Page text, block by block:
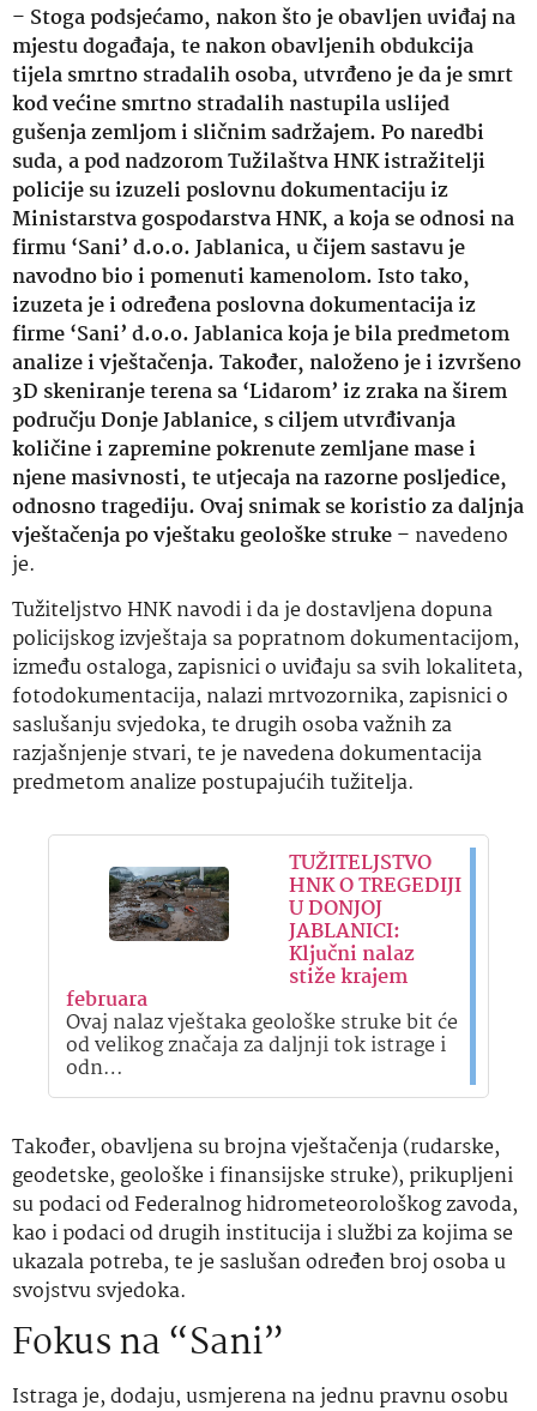
– Stoga podsjećamo, nakon što je obavljen uviđaj na
mjestu događaja, te nakon obavljenih obdukcija
tijela smrtno stradalih osoba, utvrđeno je da je smrt
kod većine smrtno stradalih nastupila uslijed
gušenja zemljom i sličnim sadržajem. Po naredbi
suda, a pod nadzorom Tužilaštva HNK istražitelji
policije su izuzeli poslovnu dokumentaciju iz
Ministarstva gospodarstva HNK, a koja se odnosi na
firmu ‘Sani’ d.o.o. Jablanica, u čijem sastavu je
navodno bio i pomenuti kamenolom. Isto tako,
izuzeta je i određena poslovna dokumentacija iz
firme ‘Sani’ d.o.o. Jablanica koja je bila predmetom
analize i vještačenja. Također, naloženo je i izvršeno
3D skeniranje terena sa ‘Lidarom’ iz zraka na širem
području Donje Jablanice, s ciljem utvrđivanja
količine i zapremine pokrenute zemljane mase i
njene masivnosti, te utjecaja na razorne posljedice,
odnosno tragediju. Ovaj snimak se koristio za daljnja
vještačenja po vještaku geološke struke– navedeno
je.
Tužiteljstvo HNK navodi i da je dostavljena dopuna
policijskog izvještaja sa popratnom dokumentacijom,
između ostaloga, zapisnici o uviđaju sa svih lokaliteta,
fotodokumentacija, nalazi mrtvozornika, zapisnici o
saslušanju svjedoka, te drugih osoba važnih za
razjašnjenje stvari, te je navedena dokumentacija
predmetom analize postupajućih tužitelja.
TUŽITELJSTVO
HNK O TREGEDIJI
U DONJOJ
JABLANICI:
Ključni nalaz
stiže krajem
februara
Ovaj nalaz vještaka geološke struke bit će
od velikog značaja za daljnji tok istrage i
odn…
Također, obavljena su brojna vještačenja (rudarske,
geodetske, geološke i finansijske struke), prikupljeni
su podaci od Federalnog hidrometeorološkog zavoda,
kao i podaci od drugih institucija i službi za kojima se
ukazala potreba, te je saslušan određen broj osoba u
svojstvu svjedoka.
Fokus na “Sani”
Istraga je, dodaju, usmjerena na jednu pravnu osobu